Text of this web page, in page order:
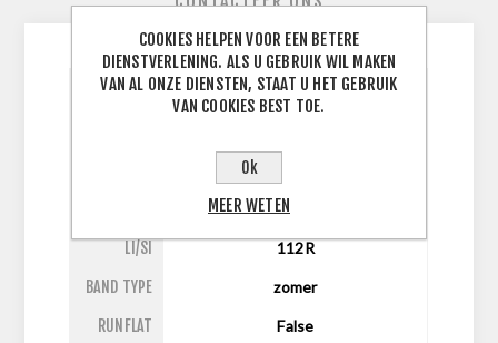
225J
16
LI/SI 112R
BAND TYPE zomer
RUNFLAT
False
COOKIES HELPEN VOOR EEN BETERE
DIENSTVERLENING. ALS U GEBRUIK WIL MAKEN
VAN AL ONZE DIENSTEN, STAAT U HET GEBRUIK
VAN COOKIES BEST TOE.
Ok
MEER WETEN